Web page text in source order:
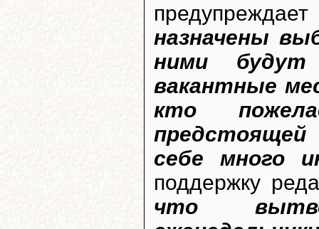
назначены
ними
вакантные
кто
себе много
поддержку
что